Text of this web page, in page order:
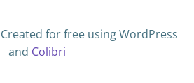
for free using WordPress
and Colibri